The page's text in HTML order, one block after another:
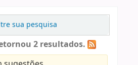
sua pesquisa
2 resultados.